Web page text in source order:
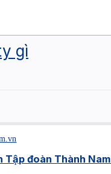
gì
Tập đoàn Thành